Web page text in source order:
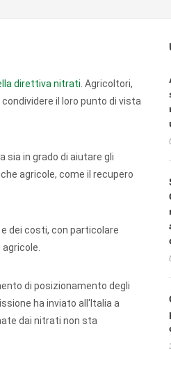
direttiva nitrati . Agricoltori,
il loro punto di vista
sia in grado di aiutare gli
agricole, come il recupero
dei costi, con particolare
di posizionamento degli
ha inviato all'Italia a
dai nitrati non sta